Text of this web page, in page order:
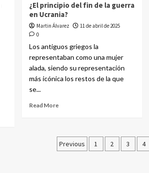
¿El principio del fin de la guerra
en Ucrania?
Martin Álvarez
11 de abril de 2025
0
Los antiguos griegos la
representaban como una mujer
alada, siendo su representación
más icónica los restos de la que
se...
Read More
Previous 1 2 3 4